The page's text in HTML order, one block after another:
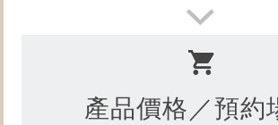
產品價格／預約